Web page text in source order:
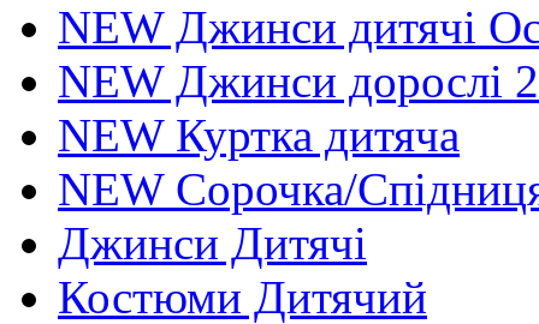
NEW Джинси дитячі
NEW Джинси дорослі
NEW Куртка дитяча
NEW Сорочка/
Джинси Дитячі
Костюми Дитячий